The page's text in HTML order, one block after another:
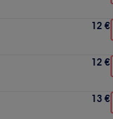
12 €
12 €
13 €